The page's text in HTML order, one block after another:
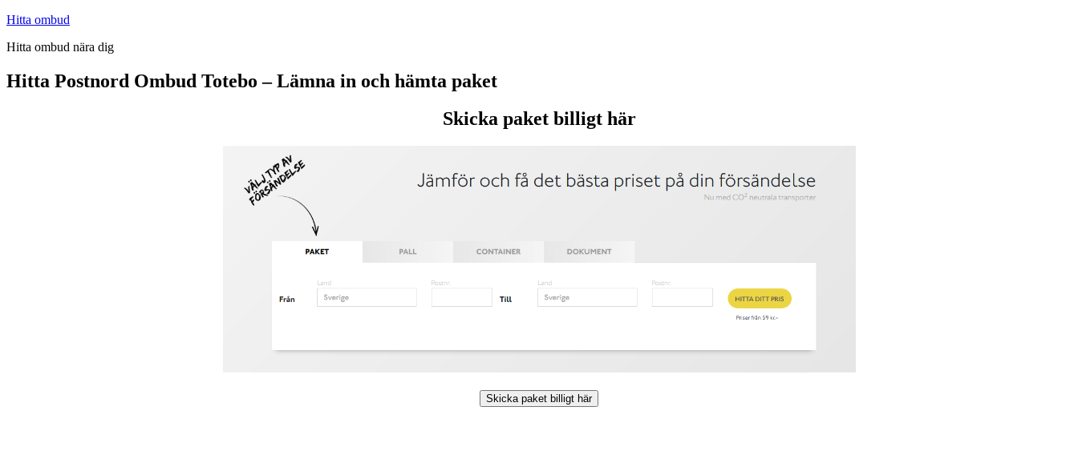
Hoppa
innehåll
Hitta ombud
Hitta ombud nära dig
Hitta Postnord Ombud Totebo – Lämna in och hämta paket
Skicka paket billigt här
Skicka paket billigt här